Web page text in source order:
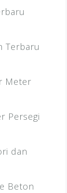
Terbaru
Meter
Persegi
dan
Beton